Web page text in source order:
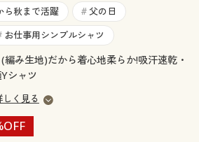
合わせ
い合わせ
ら秋まで活躍 # 父の日
お仕事用シンプルシャツ
み生地)だから着心地柔らか!吸汗速乾・
シャツ
く見る